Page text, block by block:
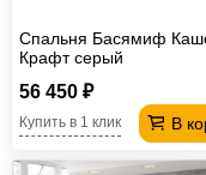
Спальня Басямиф
Крафт серый
56 450 ₽
В
Купить в 1 клик